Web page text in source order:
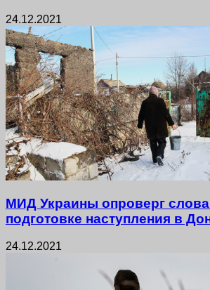
24.12.2021
МИД Украины опроверг
подготовке наступления в
24.12.2021